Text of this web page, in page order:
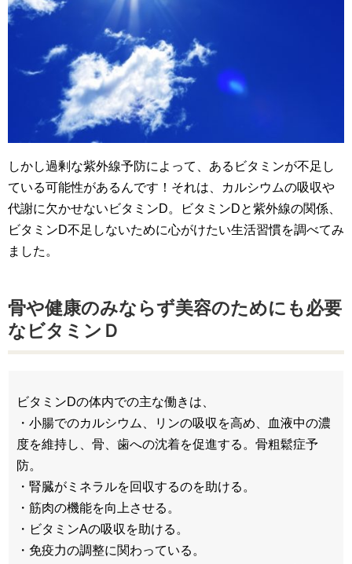
しかし過剰な紫外線予防によって、あるビタミンが不足し
ている可能性があるんです！それは、カルシウムの吸収や
代謝に欠かせないビタミンD。ビタミンDと紫外線の関係、
ビタミンD不足しないために心がけたい生活習慣を調べてみ
ました。
骨や健康のみならず美容のためにも必要
なビタミンＤ
ビタミンDの体内での主な働きは、
・小腸でのカルシウム、リンの吸収を高め、血液中の濃
度を維持し、骨、歯への沈着を促進する。骨粗鬆症予
防。
・腎臓がミネラルを回収するのを助ける。
・筋肉の機能を向上させる。
・ビタミンAの吸収を助ける。
・免疫力の調整に関わっている。